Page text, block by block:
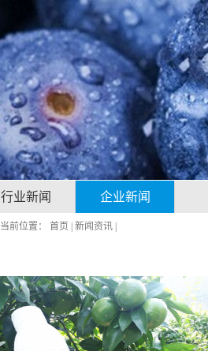
行业新闻 企业新闻
当前位置： 首页 新闻资讯